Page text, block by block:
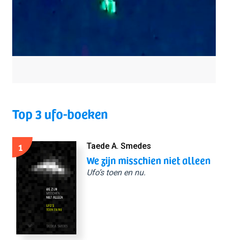
Top 3 ufo-boeken
1 Taede A. Smedes
We zijn misschien niet alleen
Ufo’s toen en nu.